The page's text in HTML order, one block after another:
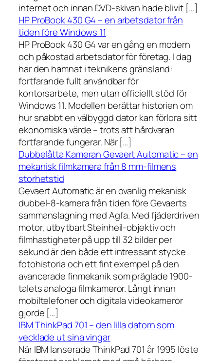
internet och innan DVD-skivan hade blivit […]
HP ProBook 430 G4 – en arbetsdator från
tiden före Windows 11
HP ProBook 430 G4 var en gång en modern
och påkostad arbetsdator för företag. I dag
har den hamnat i teknikens gränsland:
fortfarande fullt användbar för
kontorsarbete, men utan officiellt stöd för
Windows 11. Modellen berättar historien om
hur snabbt en välbyggd dator kan förlora sitt
ekonomiska värde – trots att hårdvaran
fortfarande fungerar. När […]
Dubbelåtta Kameran Gevaert Automatic – en
mekanisk filmkamera från 8 mm-filmens
storhetstid
Gevaert Automatic är en ovanlig mekanisk
dubbel-8-kamera från tiden före Gevaerts
sammanslagning med Agfa. Med fjäderdriven
motor, utbytbart Steinheil-objektiv och
filmhastigheter på upp till 32 bilder per
sekund är den både ett intressant stycke
fotohistoria och ett fint exempel på den
avancerade finmekanik som präglade 1900-
talets analoga filmkameror. Långt innan
mobiltelefoner och digitala videokameror
gjorde […]
IBM ThinkPad 701 – den lilla datorn som
vecklade ut sina vingar
När IBM lanserade ThinkPad 701 år 1995 löste